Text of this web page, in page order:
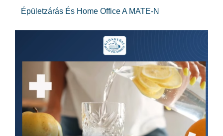
Épületzárás És Home Office A MATE-N